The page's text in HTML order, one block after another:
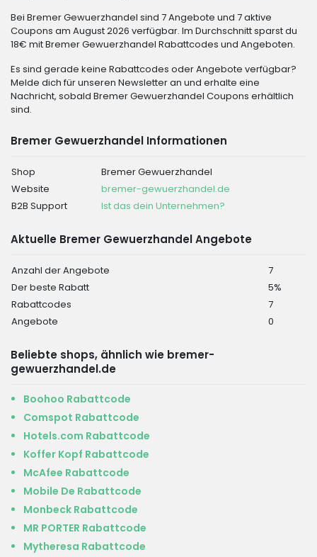
Bei Bremer Gewuerzhandel sind 7 Angebote und 7 aktive
Coupons am August 2026 verfügbar. Im Durchschnitt sparst du
18€ mit Bremer Gewuerzhandel Rabattcodes und Angeboten.
Es sind gerade keine Rabattcodes oder Angebote verfügbar?
Melde dich für unseren Newsletter an und erhalte eine
Nachricht, sobald Bremer Gewuerzhandel Coupons erhältlich
sind.
Bremer Gewuerzhandel Informationen
Shop
Bremer Gewuerzhandel
Website
bremer-gewuerzhandel.de
B2B Support
Ist das dein Unternehmen?
Aktuelle Bremer Gewuerzhandel Angebote
Anzahl der Angebote
7
Der beste Rabatt
5%
Rabattcodes
7
Angebote
0
Beliebte shops, ähnlich wie bremer-
gewuerzhandel.de
Boohoo Rabattcode
Comspot Rabattcode
Hotels.com Rabattcode
Koffer Kopf Rabattcode
McAfee Rabattcode
Mobile De Rabattcode
Monbeck Rabattcode
MR PORTER Rabattcode
Mytheresa Rabattcode